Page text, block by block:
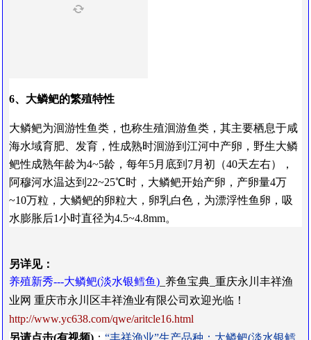
6、大鳞鲃的繁殖特性
大鳞鲃为洄游性鱼类，也称生殖洄游鱼类，其主要栖息于咸
海水域育肥、发育，性成熟时洄游到江河中产卵，野生大鳞
鲃性成熟年龄为4~5龄，每年5月底到7月初（40天左右），
阿穆河水温达到22~25℃时，大鳞鲃开始产卵，产卵量4万
~10万粒，大鳞鲃的卵粒大，卵乳白色，为漂浮性鱼卵，吸
水膨胀后1小时直径为4.5~4.8mm。
另详见：
养殖新秀---大鳞鲃(淡水银鳕鱼) 养鱼宝典_重庆永川丰祥渔
业网 重庆市永川区丰祥渔业有限公司欢迎光临！
http://www.yc638.com/qwe/aritcle16.html